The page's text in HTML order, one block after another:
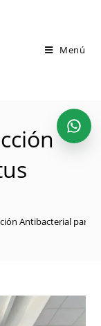
Menú
Antibacterial para